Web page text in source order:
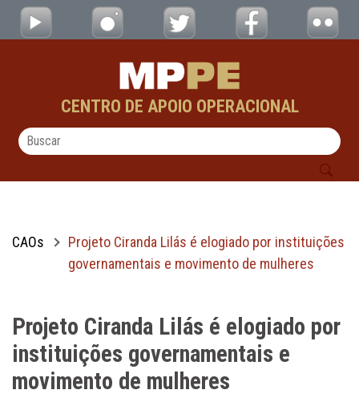
Pular para o Conteúdo principal
Projeto Ciranda Lilás é elogiado por
CENTRO DE APOIO OPERACIONAL
CAOs
Projeto Ciranda Lilás é elogiado por instituições
governamentais e movimento de mulheres
Projeto Ciranda Lilás é elogiado por
instituições governamentais e
movimento de mulheres